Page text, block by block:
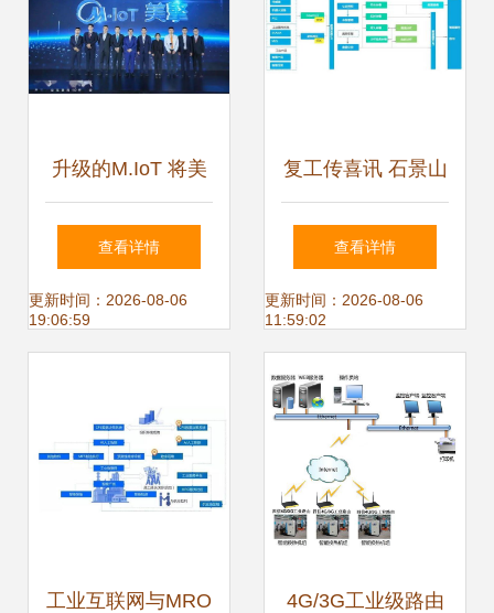
升级的M.IoT 将美
的经验向制造业企
业输出，助力中国
——工业互联网数
据服务
查看详情
更新时间：2026-08-06
19:06:59
复工传喜讯 石景山
这家企业获国家级
奖项，匠心耕耘工
查看详情
更新时间：2026-08-06
11:59:02
工业互联网与MRO 4G/3G工业级路由